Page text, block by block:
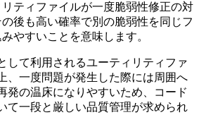
ティファイルが一度脆弱性修正の対
後も高い確率で別の脆弱性を同じフ
やすいことを意味します。
して利用されるユーティリティファ
、一度問題が発生した際には周囲へ
発の温床になりやすいため、コード
て一段と厳しい品質管理が求められ